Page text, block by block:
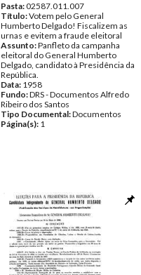
Pasta:02587.011.007
Título:Votem pelo General
Humberto Delgado! Fiscalizem as
urnas e evitem a fraude eleitoral
Assunto:Panfleto da campanha
eleitoral do General Humberto
Delgado, candidato à Presidência da
República.
Data: 1958
Fundo:DRS - Documentos Alfredo
Ribeiro dos Santos
Tipo Documental:Documentos
Página(s): 1